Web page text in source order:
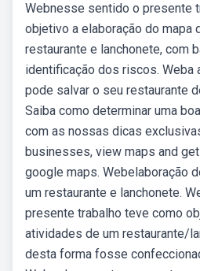
Webnesse sentido o presente
objetivo a elaboração do mapa
restaurante e lanchonete, com
identificação dos riscos. Weba
pode salvar o seu restaurante
Saiba como determinar uma
com as nossas dicas
businesses, view maps and
google maps. Webelaboração
um restaurante e lanchonete.
presente trabalho teve como
atividades de um restaurante/
desta forma fosse